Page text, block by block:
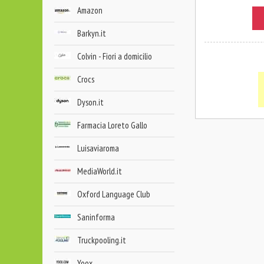
Amazon
Barkyn.it
Colvin - Fiori a domicilio
Crocs
Dyson.it
Farmacia Loreto Gallo
Luisaviaroma
MediaWorld.it
Oxford Language Club
Saninforma
Truckpooling.it